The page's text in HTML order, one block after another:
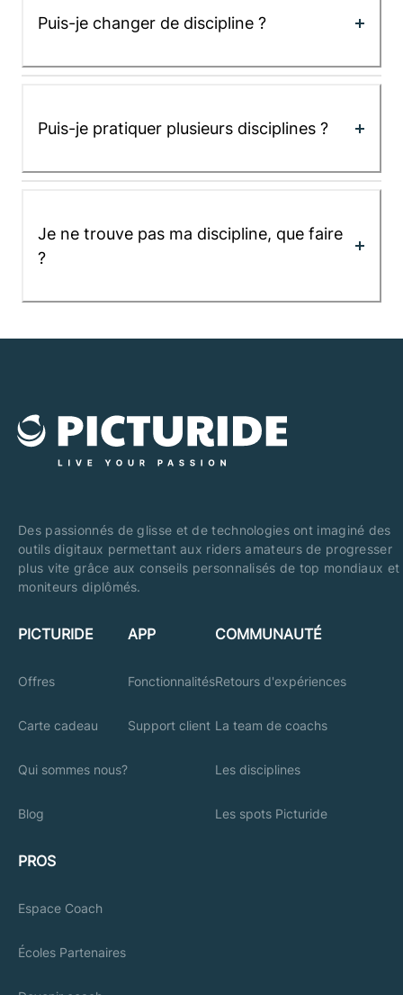
Puis-je changer de discipline ?
Puis-je pratiquer plusieurs disciplines ?
Je ne trouve pas ma discipline, que faire
?
Des passionnés de glisse et de technologies ont imaginé des
outils digitaux permettant aux riders amateurs de progresser
plus vite grâce aux conseils personnalisés de top mondiaux et
moniteurs diplômés.
PICTURIDE
Offres
Carte cadeau
Qui sommes nous?
Blog
APP
Fonctionnalités
Support client
COMMUNAUTÉ
Retours d'expériences
La team de coachs
Les disciplines
Les spots Picturide
PROS
Espace Coach
Écoles Partenaires